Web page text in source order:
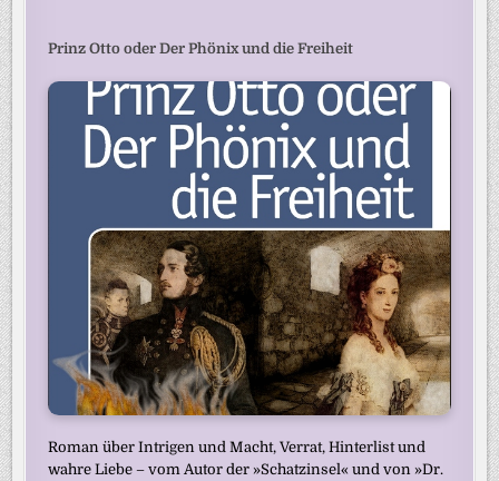
Prinz Otto oder Der Phönix und die Freiheit
Roman über Intrigen und Macht, Verrat, Hinterlist und
wahre Liebe – vom Autor der »Schatzinsel« und von »Dr.